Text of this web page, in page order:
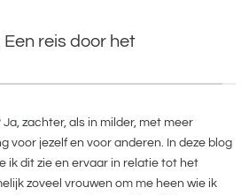
reis door het
zachter, als in milder, met meer
voor jezelf en voor anderen. In deze blog
ik dit zie en ervaar in relatie tot het
zoveel vrouwen om me heen wie ik